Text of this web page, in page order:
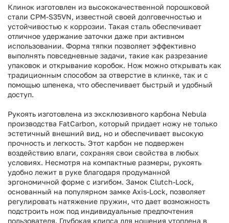
Клинок изготовлен из высококачественной порошковой
стали CPM-S35VN, известной своей долговечностью и
устойчивостью к коррозии. Такая сталь обеспечивает
отличное удержание заточки даже при активном
использовании. Форма тяпки позволяет эффективно
выполнять повседневные задачи, такие как разрезание
упаковок и открывание коробок. Нож можно открывать как
традиционным способом за отверстие в клинке, так и с
помощью шпенека, что обеспечивает быстрый и удобный
доступ.
Рукоять изготовлена из эксклюзивного карбона Nebula
производства FatCarbon, который придает ножу не только
эстетичный внешний вид, но и обеспечивает высокую
прочность и легкость. Этот карбон не подвержен
воздействию влаги, сохраняя свои свойства в любых
условиях. Несмотря на компактные размеры, рукоять
удобно лежит в руке благодаря продуманной
эргономичной форме с изгибом. Замок Clutch-Lock,
основанный на популярном замке Axis-Lock, позволяет
регулировать натяжение пружин, что дает возможность
подстроить нож под индивидуальные предпочтения
пользователя. Глубокая клипса для ношения утоплена в